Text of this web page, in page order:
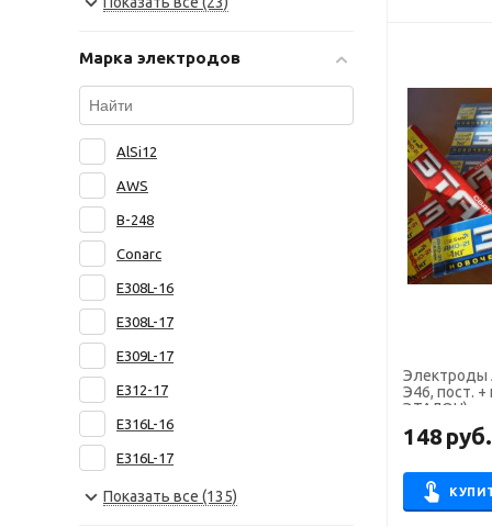
Электроды
Э46, пост. +
ЭТАЛОН)
148руб.
ASKAYNAK
Марка электродов
AlSi12
AWS
B-248
Conarc
E308L-16
E308L-17
E309L-17
E312-17
E316L-16
E316L-17
E8015-B6
Показать все (135)